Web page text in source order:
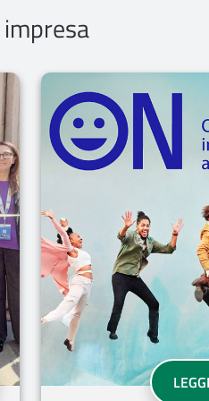
ROMAGNA: AL VIA “RETE”, IL